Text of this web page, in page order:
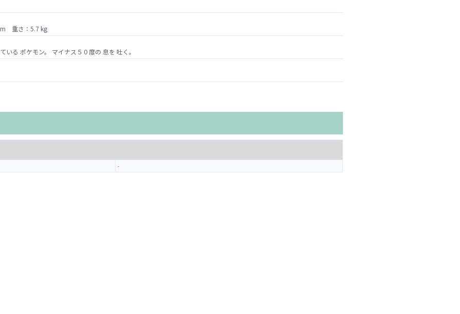
重さ：5.7 kg
る ポケモン。 マイナス５０度の 息を 吐く。
-